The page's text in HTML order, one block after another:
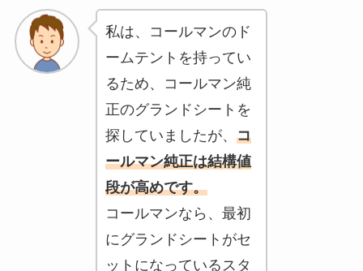
私は、コールマンのド
ームテントを持ってい
るため、コールマン純
正のグランドシートを
探していましたが、 コ
ールマン純正は結構値
段が高めです。
コールマンなら、最初
にグランドシートがセ
ットになっているスタ